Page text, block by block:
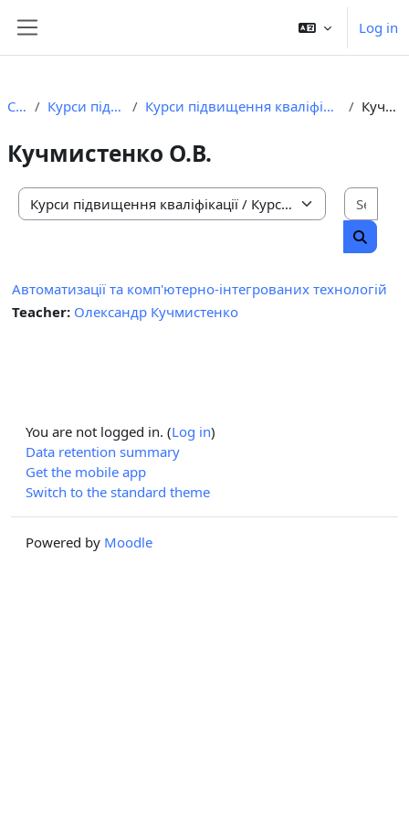
Log in
Courses Курси підвищення кваліфікації Курси підвищення кваліфікації науково-педагогічних працівників 2022 р. Кучмистенко О.В.
Кучмистенко О.В.
Course categories
Search
Автоматизації та комп'ютерно-інтегрованих технологій
Teacher: Олександр Кучмистенко
You are not logged in. (Log in)
Data retention summary
Get the mobile app
Switch to the standard theme
Powered by Moodle